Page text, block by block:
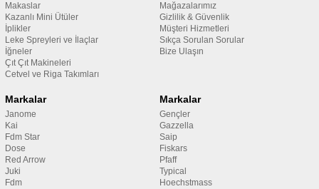
Makaslar
Kazanlı Mini Ütüler
İplikler
Leke Spreyleri ve İlaçlar
İğneler
Çıt Çıt Makineleri
Cetvel ve Riga Takımları
Mağazalarımız
Gizlilik & Güvenlik
Müşteri Hizmetleri
Sıkça Sorulan Sorular
Bize Ulaşın
Markalar
Janome
Kai
Fdm Star
Dose
Red Arrow
Juki
Fdm
Markalar
Gençler
Gazzella
Saip
Fiskars
Pfaff
Typical
Hoechstmass